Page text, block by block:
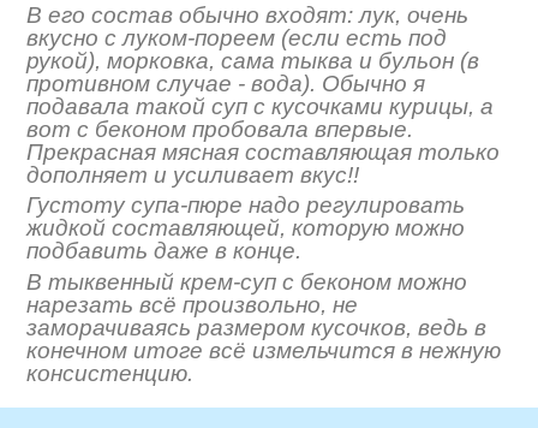
В его состав обычно входят: лук, очень
вкусно с луком-пореем (если есть под
рукой), морковка, сама тыква и бульон (в
противном случае - вода). Обычно я
подавала такой суп с кусочками курицы, а
вот с беконом пробовала впервые.
Прекрасная мясная составляющая только
дополняет и усиливает вкус!!
Густоту супа-пюре надо регулировать
жидкой составляющей, которую можно
подбавить даже в конце.
В тыквенный крем-суп с беконом можно
нарезать всё произвольно, не
заморачиваясь размером кусочков, ведь в
конечном итоге всё измельчится в нежную
консистенцию.